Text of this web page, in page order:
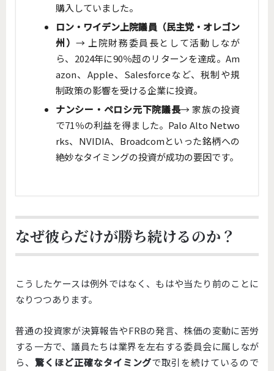
購入していました。
ロン・ワイデン上院議員（民主党・オレゴン
州）→ 上院財務委員長として活動しなが
ら、2024年に90％超のリターンを達成。Am
azon、Apple、Salesforceなど、税制や規
制政策の影響を受ける企業に投資。
ナンシー・ペロシ元下院議長→ 家族の投資
で71％の利益を得ました。Palo Alto Netwo
rks、NVIDIA、Broadcomといった銘柄への
絶妙なタイミングの投資が成功の要因です。
なぜ彼らだけが勝ち続けるのか？
こうしたケースは例外ではなく、もはや当たり前のことに
なりつつあります。
普通の投資家が決算報告やFRBの発言、株価の変動に苦労
する一方で、議員たちは業界を左右する委員会に属しなが
ら、 驚くほど正確なタイミングで取引を続けているので